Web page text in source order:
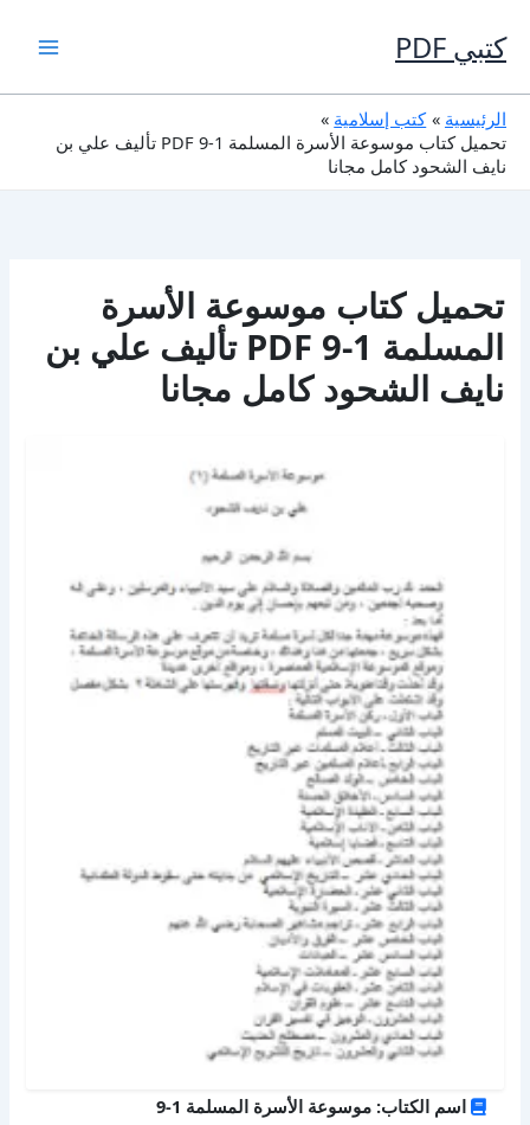
إلى
المحتوى
كتبي PDF
الرئيسية
كتب إسلامية
تحميل كتاب موسوعة الأسرة المسلمة 1-9 PDF تأليف علي بن
نايف الشحود كامل مجانا
تحميل كتاب موسوعة الأسرة
المسلمة 1-9 PDF تأليف علي بن
نايف الشحود كامل مجانا
اسم الكتاب: موسوعة الأسرة المسلمة 1-9